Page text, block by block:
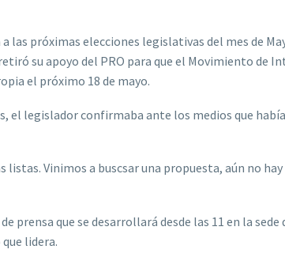
las próximas elecciones legislativas del mes de
su apoyo del PRO para que el Movimiento de
el próximo 18 de mayo.
el legislador confirmaba ante los medios que
Vinimos a buscsar una propuesta, aún no hay
prensa que se desarrollará desde las 11 en la sede
lidera.